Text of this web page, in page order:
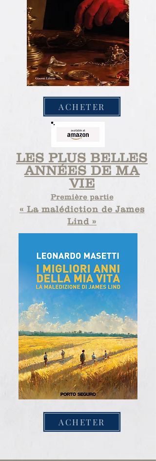
ACHETER
LES PLUS BELLES
ANNÉES DE MA
VIE
Première partie
« La malédiction de James
Lind »
ACHETER